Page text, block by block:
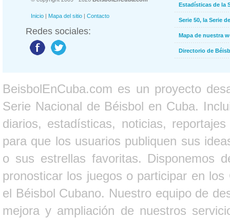
Inicio | Mapa del sitio | Contacto
Redes sociales:
Estadísticas de la
Serie 50, la Serie
Mapa de nuestra
Directorio de
BeisbolEnCuba.com es un proyecto
Serie Nacional de Béisbol en Cuba.
diarios, estadísticas, noticias,
para que los usuarios publiquen sus
o sus estrellas favoritas. Disponemos
pronosticar los juegos o participar en
el Béisbol Cubano. Nuestro equipo de
mejora y ampliación de nuestros